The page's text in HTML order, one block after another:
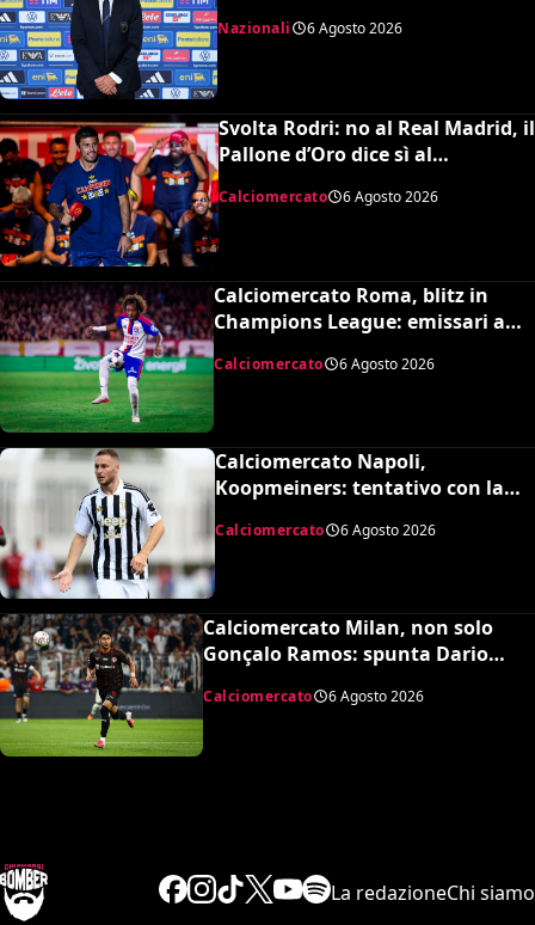
Nazionali 6 Agosto 2026
Svolta Rodri: no al Real Madrid, il
Pallone d’Oro dice sì al
Barcellona per 50 milioni
Calciomercato 6 Agosto 2026
Calciomercato Roma, blitz in
Champions League: emissari a
Calciomercato 6 Agosto 2026
Calciomercato Napoli,
Koopmeiners: tentativo con la
Calciomercato 6 Agosto 2026
Calciomercato Milan, non solo
Gonçalo Ramos: spunta Dario
Calciomercato 6 Agosto 2026
La redazioneChi siamo